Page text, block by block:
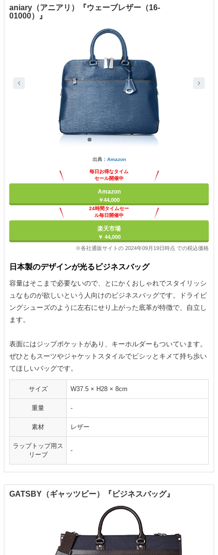
aniary（アニアリ）『ウェーブレザー（16-
01000）』
出典： Amazon
毎日お得なタイム
セール開催中
Amazon
￥44,000
24時間タイムセー
ル毎日開催中
楽天市場
￥ 44,000
※各社通販サイトの 2024年09月19日時点 での税込価格
日本製のデザインが光るビジネスバッグ
容量はそこまで必要ないので、とにかくおしゃれでスタイリッシ
ュなものが欲しいという人向けのビジネスバッグです。ドライビ
ングシューズのように左右にせり上がった底革が特徴で、自立し
ます。
表面にはジップポケットがあり、キーホルダーもついています。
ぜひともスーツやジャケットスタイルでビシッとキメて持ち歩い
てほしいバッグです。
サイズ W37.5 × H28 × 8cm
重量 -
素材 レザー
ラップトップ用ス
リーブ
-
GATSBY（ギャッツビー）『ビジネスバッグ』